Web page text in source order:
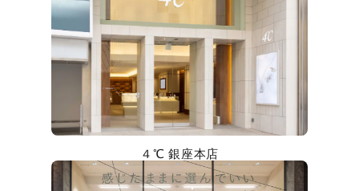
すべてのジュエリー
４℃ 銀座本店